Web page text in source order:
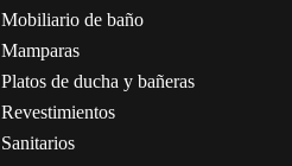
Mobiliario de baño
Mamparas
Platos de ducha y bañeras
Revestimientos
Sanitarios